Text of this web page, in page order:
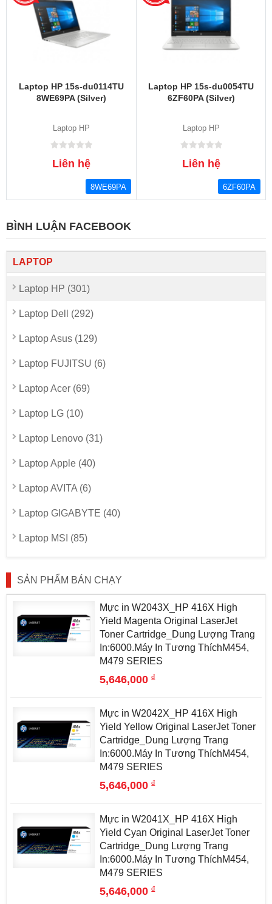
Laptop HP 15s-du0114TU
8WE69PA (Silver)
Laptop HP
Liên hệ
8WE69PA
Laptop HP 15s-du0054TU
6ZF60PA (Silver)
Laptop HP
Liên hệ
6ZF60PA
BÌNH LUẬN FACEBOOK
LAPTOP
Laptop HP (301)
Laptop Dell (292)
Laptop Asus (129)
Laptop FUJITSU (6)
Laptop Acer (69)
Laptop LG (10)
Laptop Lenovo (31)
Laptop Apple (40)
Laptop AVITA (6)
Laptop GIGABYTE (40)
Laptop MSI (85)
SẢN PHẨM BÁN CHẠY
Mực in W2043X_HP 416X High
Yield Magenta Original LaserJet
Toner Cartridge_Dung Lượng Trang
In:6000.Máy In Tương ThíchM454,
M479 SERIES
5,646,000đ
Mực in W2042X_HP 416X High
Yield Yellow Original LaserJet Toner
Cartridge_Dung Lượng Trang
In:6000.Máy In Tương ThíchM454,
M479 SERIES
5,646,000đ
Mực in W2041X_HP 416X High
Yield Cyan Original LaserJet Toner
Cartridge_Dung Lượng Trang
In:6000.Máy In Tương ThíchM454,
M479 SERIES
5,646,000đ